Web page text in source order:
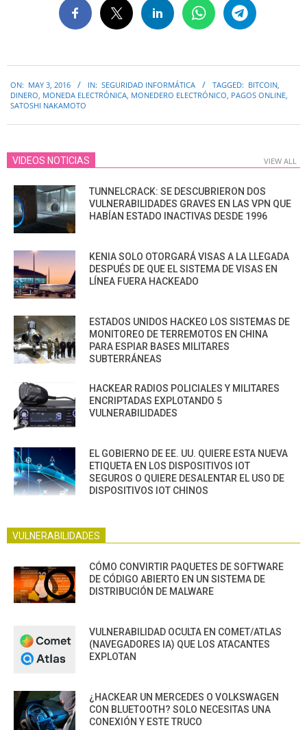
05-
03
ON: MAY 3, 2016 IN: SEGURIDAD INFORMÁTICA TAGGED: BITCOIN,
DINERO, MONEDA ELECTRÓNICA, MONEDERO ELECTRÓNICO, PAGOS ONLINE,
SATOSHI NAKAMOTO
VIDEOS NOTICIAS VIEW ALL
TUNNELCRACK: SE DESCUBRIERON DOS
VULNERABILIDADES GRAVES EN LAS VPN QUE
HABÍAN ESTADO INACTIVAS DESDE 1996
KENIA SOLO OTORGARÁ VISAS A LA LLEGADA
DESPUÉS DE QUE EL SISTEMA DE VISAS EN
LÍNEA FUERA HACKEADO
ESTADOS UNIDOS HACKEO LOS SISTEMAS DE
MONITOREO DE TERREMOTOS EN CHINA
PARA ESPIAR BASES MILITARES
SUBTERRÁNEAS
HACKEAR RADIOS POLICIALES Y MILITARES
ENCRIPTADAS EXPLOTANDO 5
VULNERABILIDADES
EL GOBIERNO DE EE. UU. QUIERE ESTA NUEVA
ETIQUETA EN LOS DISPOSITIVOS IOT
SEGUROS O QUIERE DESALENTAR EL USO DE
DISPOSITIVOS IOT CHINOS
VULNERABILIDADES
CÓMO CONVIRTIR PAQUETES DE SOFTWARE
DE CÓDIGO ABIERTO EN UN SISTEMA DE
DISTRIBUCIÓN DE MALWARE
VULNERABILIDAD OCULTA EN COMET/ATLAS
(NAVEGADORES IA) QUE LOS ATACANTES
EXPLOTAN
¿HACKEAR UN MERCEDES O VOLKSWAGEN
CON BLUETOOTH? SOLO NECESITAS UNA
CONEXIÓN Y ESTE TRUCO